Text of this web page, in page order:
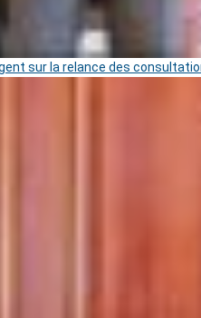
sur la relance des